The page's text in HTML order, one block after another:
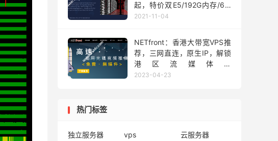
起，特价双E5/192G内存/6 x
1TB SSD硬盘独服，月付$72
2021-11-04
NETfront：香港大带宽VPS推
荐，三网直连，原生IP，解锁
港区流媒体，
300Mbps@500GB流量，月
2023-04-23
热门标签
独立服务器 vps
云服务器